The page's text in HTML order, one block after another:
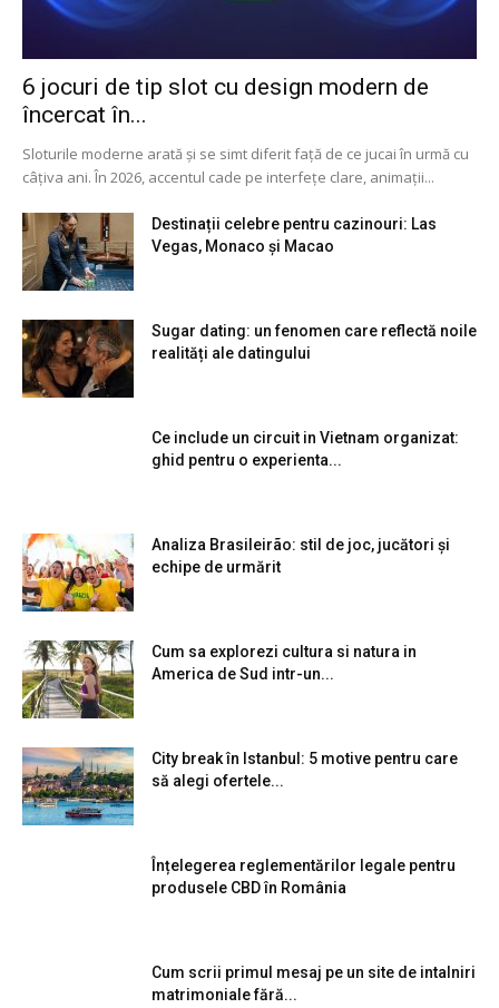
6 jocuri de tip slot cu design modern de
încercat în...
Sloturile moderne arată și se simt diferit față de ce jucai în urmă cu
câțiva ani. În 2026, accentul cade pe interfețe clare, animații...
Destinații celebre pentru cazinouri: Las
Vegas, Monaco și Macao
Sugar dating: un fenomen care reflectă noile
realități ale datingului
Ce include un circuit in Vietnam organizat:
ghid pentru o experienta...
Analiza Brasileirão: stil de joc, jucători și
echipe de urmărit
Cum sa explorezi cultura si natura in
America de Sud intr-un...
City break în Istanbul: 5 motive pentru care
să alegi ofertele...
Înțelegerea reglementărilor legale pentru
produsele CBD în România
Cum scrii primul mesaj pe un site de intalniri
matrimoniale fără...